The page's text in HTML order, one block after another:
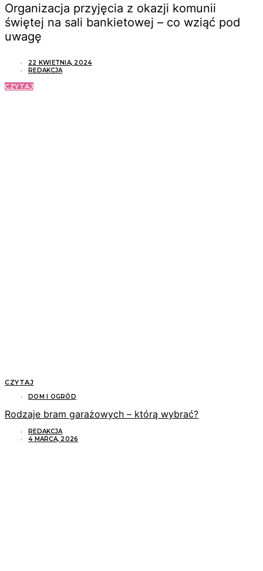
Organizacja przyjęcia z okazji komunii
świętej na sali bankietowej – co wziąć pod
uwagę
22 KWIETNIA, 2024
REDAKCJA
CZYTAJ
CZYTAJ
DOM I OGRÓD
Rodzaje bram garażowych – którą wybrać?
REDAKCJA
4 MARCA, 2026